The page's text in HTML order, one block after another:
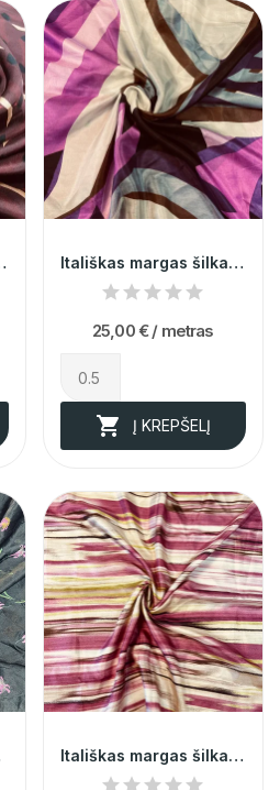
0,80m) Itališkas margas šilkas (likutis 0,70m)
25,00 € / metras
 Į KREPŠELĮ
Itališkas margas šilkas (likutis 0,90m)